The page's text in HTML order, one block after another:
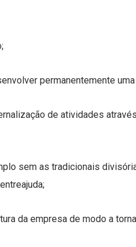
permanentemente
de atividades
sem as tradicionais
da empresa de modo a